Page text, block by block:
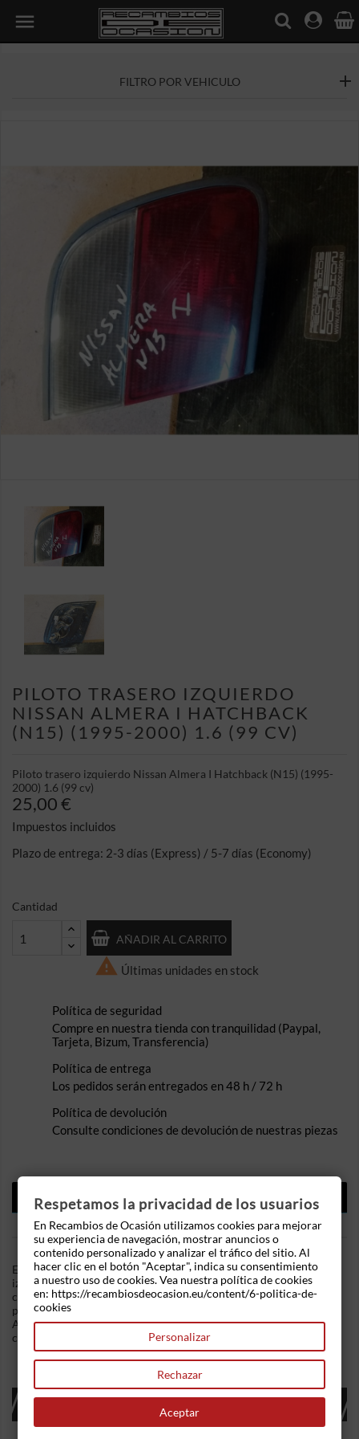

FILTRO POR VEHICULO
PILOTO TRASERO IZQUIERDO
NISSAN ALMERA I HATCHBACK
(N15) (1995-2000) 1.6 (99 CV)
Piloto trasero izquierdo Nissan Almera I Hatchback (N15) (1995-
2000) 1.6 (99 cv)
25,00 €
Impuestos incluidos
Plazo de entrega: 2-3 días (Express) / 5-7 días (Economy)
Cantidad
AÑADIR AL CARRITO
 Últimas unidades en stock
Política de seguridad
Compre en nuestra tienda con tranquilidad (Paypal,
Tarjeta, Bizum, Transferencia)
Política de entrega
Los pedidos serán entregados en 48 h / 72 h
Política de devolución
Consulte condiciones de devolución de nuestras piezas
DESCRIPCIÓN
DETALLES DEL PRODUCTO
En Recambios de Ocasion disponemos de Piloto trasero
izquierdo Nissan Almera I Hatchback (N15) (1995-2000) 1.6 (99
cv) .Referencia Interna: 04021251058736. Piloto parte interior
puesto en puesto en maletero para modelos de 3/5 puertas.
Ademas, disponemos de mas recambios, si tiene cualquier duda
consultenos.
16 OTROS PRODUCTOS EN LA MISMA
CATEGORÍA:
Respetamos la privacidad de los usuarios
En Recambios de Ocasión utilizamos cookies para mejorar
su experiencia de navegación, mostrar anuncios o
contenido personalizado y analizar el tráfico del sitio. Al
hacer clic en el botón "Aceptar", indica su consentimiento
a nuestro uso de cookies. Vea nuestra política de cookies
en: https://recambiosdeocasion.eu/content/6-politica-de-
cookies
Personalizar
Rechazar
Aceptar